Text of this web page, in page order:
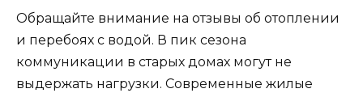
Обращайте внимание на отзывы об отоплении
и перебоях с водой. В пик сезона
коммуникации в старых домах могут не
выдержать нагрузки. Современные жилые